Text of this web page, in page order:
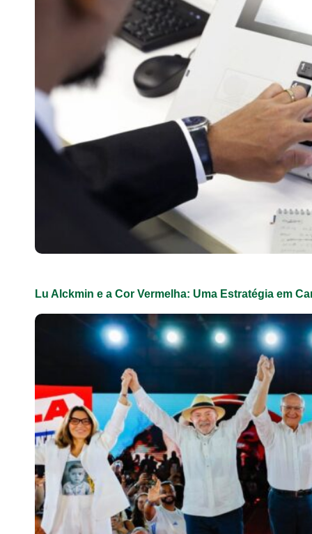
Lu Alckmin e a Cor Vermelha: Uma Estratégia em